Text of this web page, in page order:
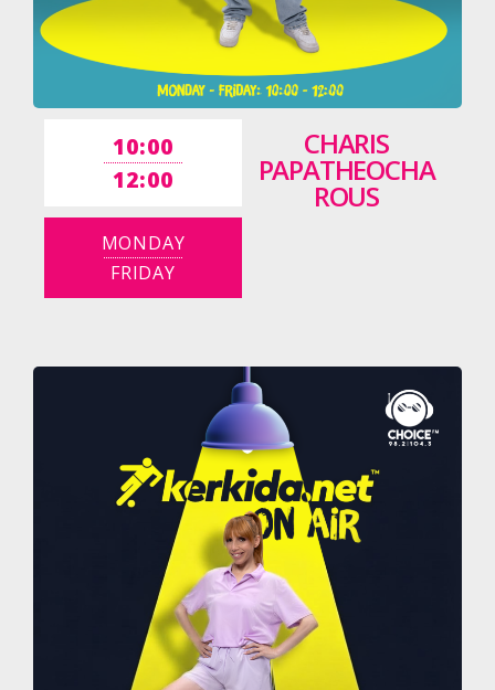
10:00
12:00
MONDAY
FRIDAY
CHARIS
PAPATHEOCHA
ROUS